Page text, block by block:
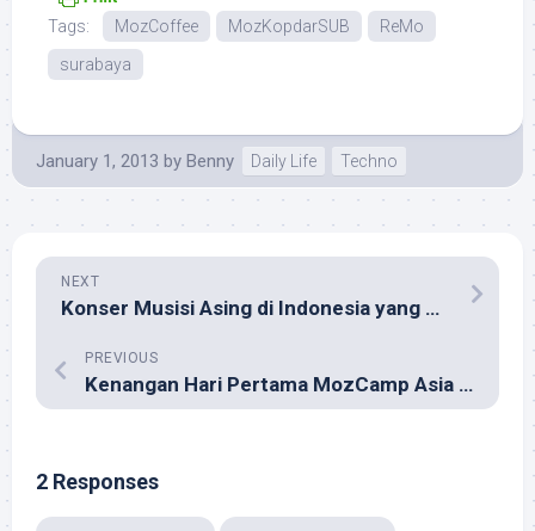
Tags: MozCoffee MozKopdarSUB
ReMo
surabaya
January 1, 2013 by Benny Daily Life Techno
NEXT
Konser Musisi Asing di Indonesia yang Batal Tahun 2012
PREVIOUS
Kenangan Hari Pertama MozCamp Asia 2012
2 Responses